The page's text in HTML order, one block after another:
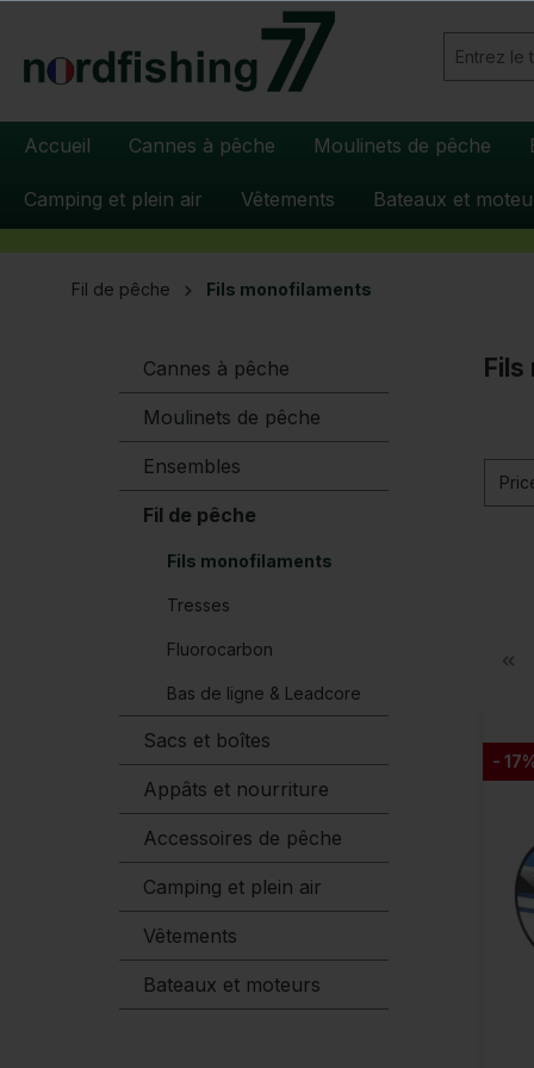
Passer à la navigation principale
Accueil Cannes à pêche Moulinets de pêche
Camping et plein air Vêtements Bateaux et
Fil de pêche Fils monofilaments
Cannes à pêche
Moulinets de pêche
Ensembles
Fil de pêche
Fils monofilaments
Tresses
Fluorocarbon
Bas de ligne & Leadcore
Sacs et boîtes
Appâts et nourriture
Accessoires de pêche
Camping et plein air
Vêtements
Bateaux et moteurs
Fils
-